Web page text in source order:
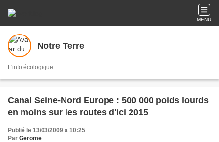
MENU
Notre Terre
L'info écologique
Canal Seine-Nord Europe : 500 000 poids lourds
en moins sur les routes d'ici 2015
Publié le 13/03/2009 à 10:25
Par Gerome